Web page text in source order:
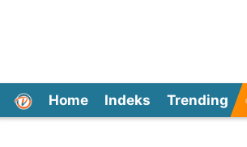
Home Indeks Trending